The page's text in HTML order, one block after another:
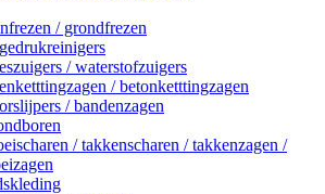
/ grondfrezen
/ waterstofzuigers
/ betonketttingzagen
/ bandenzagen
/ takkenscharen / takkenzagen /